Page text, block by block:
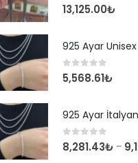
0out of 5
13,125.00₺
0 out of 5
5,568.61₺
0 out of 5
8,281.43₺ –